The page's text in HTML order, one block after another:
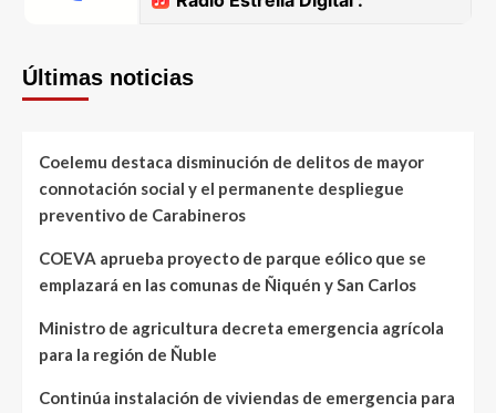
Últimas noticias
Coelemu destaca disminución de delitos de mayor
connotación social y el permanente despliegue
preventivo de Carabineros
COEVA aprueba proyecto de parque eólico que se
emplazará en las comunas de Ñiquén y San Carlos
Ministro de agricultura decreta emergencia agrícola
para la región de Ñuble
Continúa instalación de viviendas de emergencia para